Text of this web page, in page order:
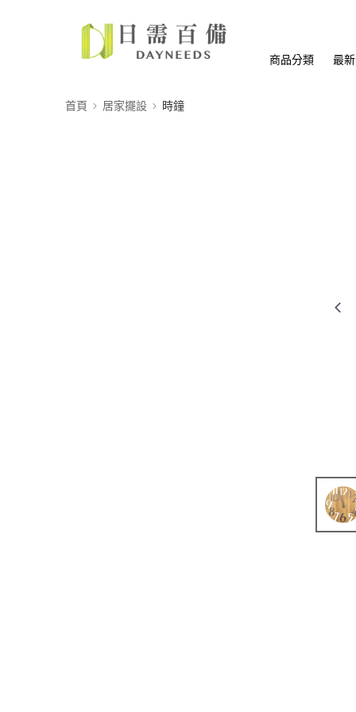
商品分類 最
首頁 居家擺設 時鐘